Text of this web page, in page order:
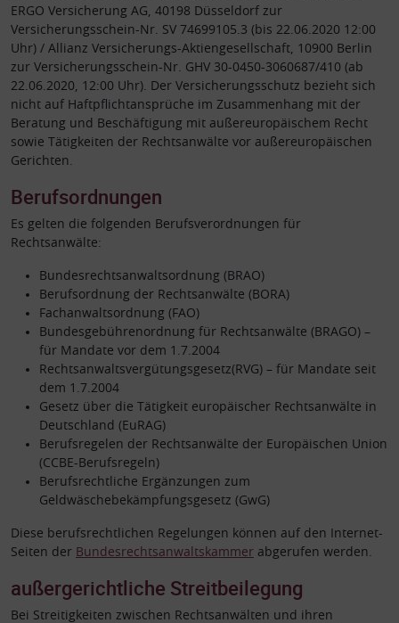
ERGO Versicherung AG, 40198 Düsseldorf zur
Versicherungsschein-Nr. SV 74699105.3 (bis 22.06.2020 12:00
Uhr) / Allianz Versicherungs-Aktiengesellschaft, 10900 Berlin
zur Versicherungsschein-Nr. GHV 30-0450-3060687/410 (ab
22.06.2020, 12:00 Uhr). Der Versicherungsschutz bezieht sich
nicht auf Haftpflichtansprüche im Zusammenhang mit der
Beratung und Beschäftigung mit außereuropäischem Recht
sowie Tätigkeiten der Rechtsanwälte vor außereuropäischen
Gerichten.
Berufsordnungen
Es gelten die folgenden Berufsverordnungen für
Rechtsanwälte:
Bundesrechtsanwaltsordnung (BRAO)
Berufsordnung der Rechtsanwälte (BORA)
Fachanwaltsordnung (FAO)
Bundesgebührenordnung für Rechtsanwälte (BRAGO) –
für Mandate vor dem 1.7.2004
Rechtsanwaltsvergütungsgesetz(RVG) – für Mandate seit
dem 1.7.2004
Gesetz über die Tätigkeit europäischer Rechtsanwälte in
Deutschland (EuRAG)
Berufsregelen der Rechtsanwälte der Europäischen Union
(CCBE-Berufsregeln)
Berufsrechtliche Ergänzungen zum
Geldwäschebekämpfungsgesetz (GwG)
Diese berufsrechtlichen Regelungen können auf den Internet-
Seiten der Bundesrechtsanwaltskammer abgerufen werden.
außergerichtliche Streitbeilegung
Bei Streitigkeiten zwischen Rechtsanwälten und ihren